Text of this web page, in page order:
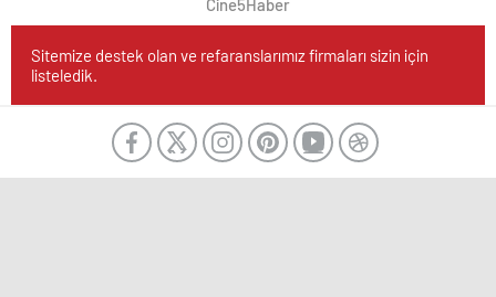
Cine5Haber
Sitemize destek olan ve refaranslarımız firmaları sizin için
listeledik.